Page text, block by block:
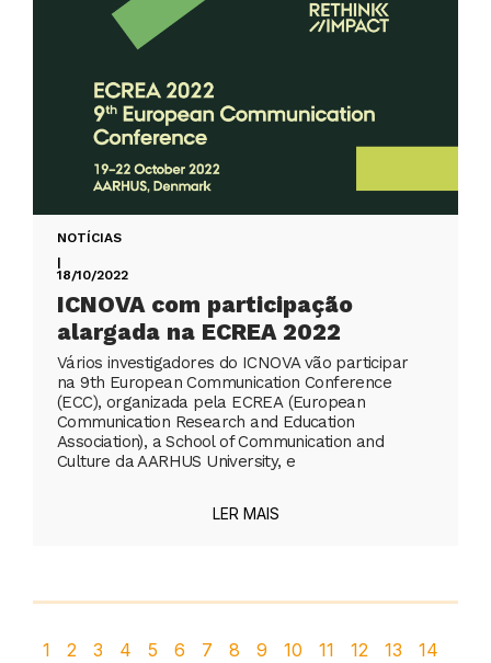
NOTÍCIAS
|
18/10/2022
ICNOVA com participação
alargada na ECREA 2022
Vários investigadores do ICNOVA vão participar
na 9th European Communication Conference
(ECC), organizada pela ECREA (European
Communication Research and Education
Association), a School of Communication and
Culture da AARHUS University, e
LER MAIS
1 2 3 4 5 6 7 8 9 10 11 12 13
14